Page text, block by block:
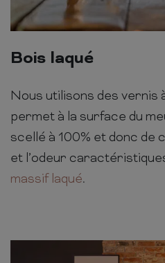
Bois laqué
Nous utilisons des vernis
permet à la surface du
scellé à 100% et donc
et l’odeur
massif laqué.